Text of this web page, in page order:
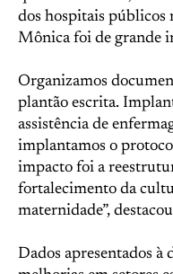
dos hospitais públicos
Mônica foi de grande
Organizamos
plantão escrita.
assistência de
implantamos o
impacto foi a
fortalecimento da
maternidade”,
Dados apresentados à